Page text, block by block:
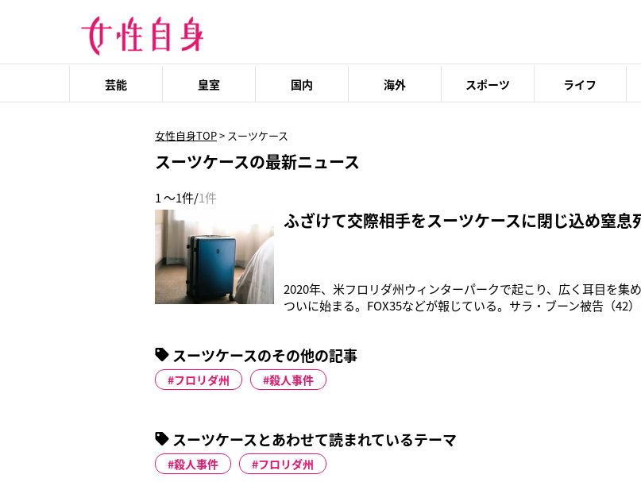
芸能 皇室 国内 海外 スポーツ ライフ
女性自身TOP> スーツケース
スーツケースの最新ニュース
1 ～1件/1件
ふざけて交際相手をスーツケースに閉じ込め窒息
2020年、米フロリダ州ウィンターパークで起こり、広く耳目を集
ついに始まる。FOX35などが報じている。サラ・ブーン被告（42
われている。捜査開始当初、ブーン被告はトーレスJr.とワインを
が自らスーツケ
スーツケースのその他の記事
フロリダ州 殺人事件
スーツケースとあわせて読まれているテーマ
殺人事件 フロリダ州